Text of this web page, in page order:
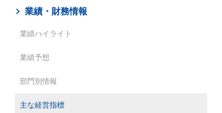
業績・財務情報
業績ハイライト
業績予想
部門別情報
主な経営指標